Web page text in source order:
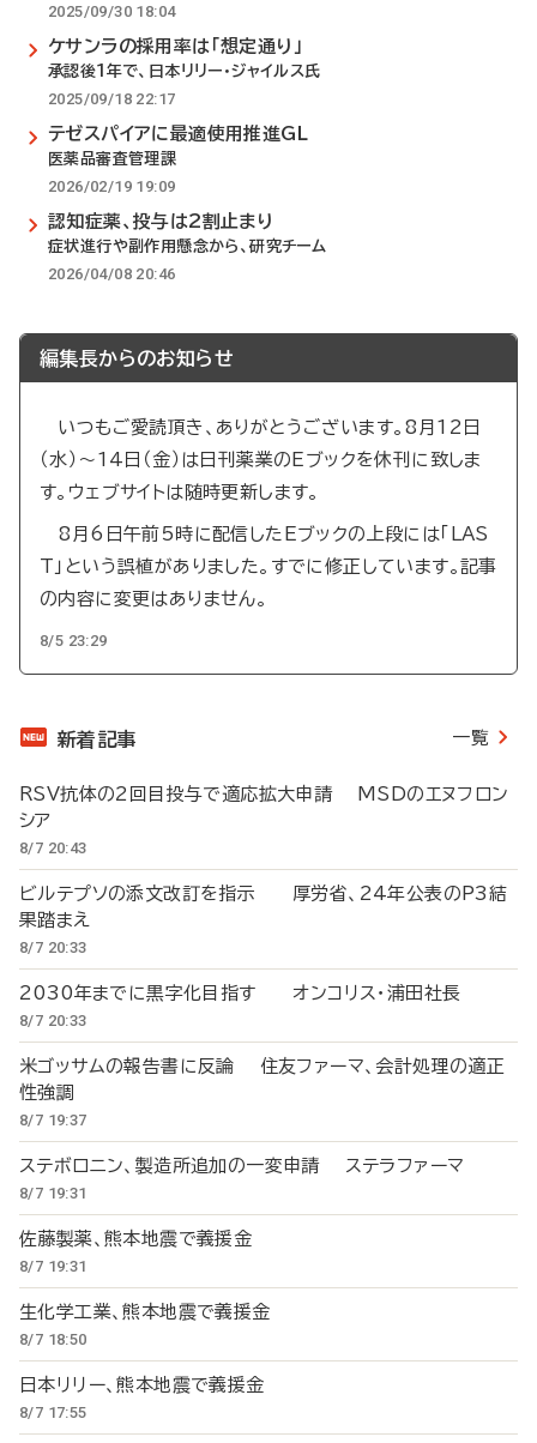
2025/09/30 18:04
ケサンラの採用率は「想定通り」
承認後1年で、日本リリー・ジャイルス氏
2025/09/18 22:17
テゼスパイアに最適使用推進GL
医薬品審査管理課
2026/02/19 19:09
認知症薬、投与は2割止まり
症状進行や副作用懸念から、研究チーム
2026/04/08 20:46
編集長からのお知らせ
いつもご愛読頂き、ありがとうございます。8月12日
（水）～14日（金）は日刊薬業のEブックを休刊に致しま
す。ウェブサイトは随時更新します。
8月6日午前5時に配信したEブックの上段には「LAS
T」という誤植がありました。すでに修正しています。記事
の内容に変更はありません。
8/5 23:29
新着記事 一覧
RSV抗体の2回目投与で適応拡大申請 MSDのエヌフロン
シア
8/7 20:43
ビルテプソの添文改訂を指示 厚労省、24年公表のP3結
果踏まえ
8/7 20:33
2030年までに黒字化目指す オンコリス・浦田社長
8/7 20:33
米ゴッサムの報告書に反論 住友ファーマ、会計処理の適正
性強調
8/7 19:37
ステボロニン、製造所追加の一変申請 ステラファーマ
8/7 19:31
佐藤製薬、熊本地震で義援金
8/7 19:31
生化学工業、熊本地震で義援金
8/7 18:50
日本リリー、熊本地震で義援金
8/7 17:55